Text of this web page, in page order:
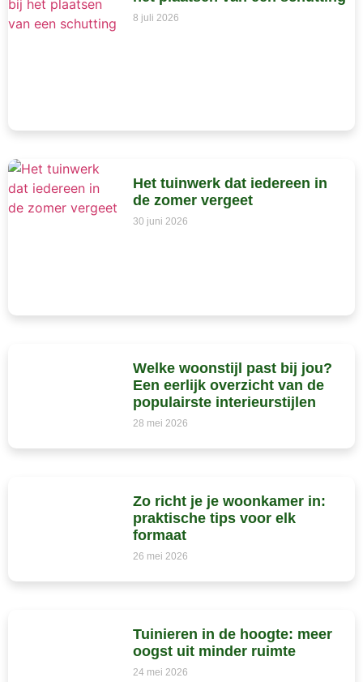
8 juli 2026
Het tuinwerk dat iedereen in
de zomer vergeet
30 juni 2026
Welke woonstijl past bij jou?
Een eerlijk overzicht van de
populairste interieurstijlen
28 mei 2026
Zo richt je je woonkamer in:
praktische tips voor elk
formaat
26 mei 2026
Tuinieren in de hoogte: meer
oogst uit minder ruimte
24 mei 2026